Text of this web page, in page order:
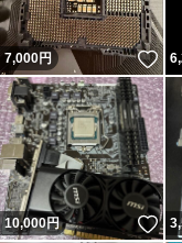
7,000円 い
10,000円 い